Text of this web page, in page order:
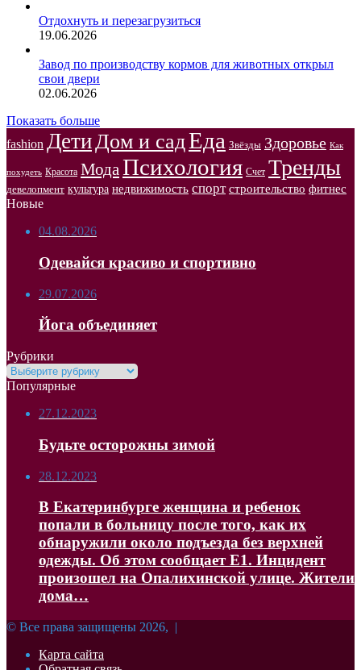
Отдохнуть и перезагрузиться
19.06.2026
Завод по производству кормов для животных открыл
свои двери
02.06.2026
Показать больше
fashion ДетиДом и садЕда Звёзды Здоровье Как
похудеть Красота Мода Психология Счет Тренды
девелопмент культура недвижимость спорт строительство фитнес
Новые
04.08.2026
Одевайся красиво и спортивно
29.07.2026
Йога объединяет
Рубрики
Рубрики
Популярные
27.12.2023
Будьте осторожны зимой
28.12.2023
В Екатеринбурге женщина и ребенок
попали в больницу после того, как их
обнаружили около подъезда без верхней
одежды. Об этом сообщает Е1. Инцидент
произошел на Опалихинской улице. Жители
дома…
© Все права защищены 2026, |
Карта сайта